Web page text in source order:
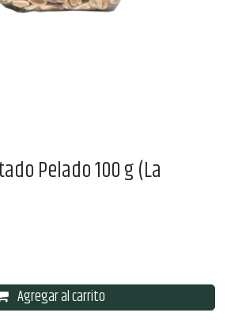
Pelado 100 g (La
Agregar al carrito